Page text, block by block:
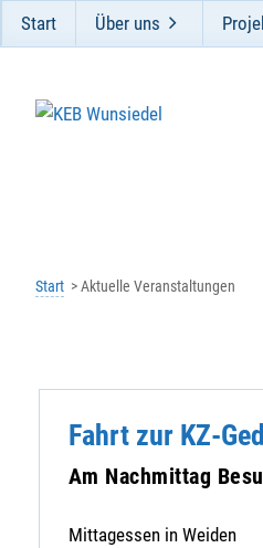
Start Über uns
Start Aktuelle Veranstaltungen
Fahrt zur KZ-
Am Nachmittag
Mittagessen in Weiden